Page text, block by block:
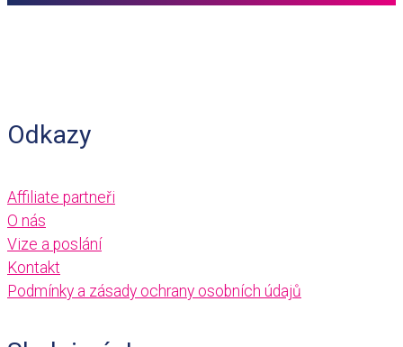
Odkazy
Affiliate partneři
O nás
Vize a poslání
Kontakt
Podmínky a zásady ochrany osobních údajů